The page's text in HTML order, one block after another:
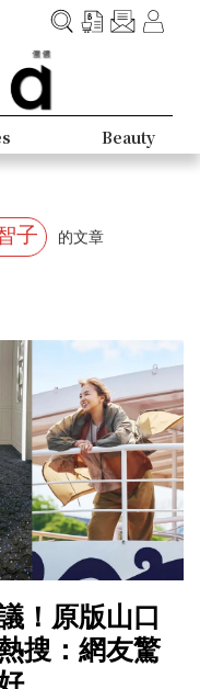
Beauty
子 的文章
！原版山口
搜：網友驚